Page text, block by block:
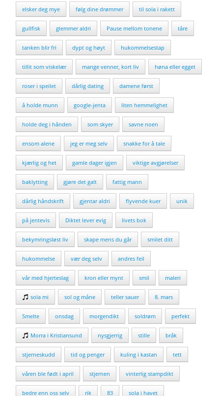
elsker deg mye følg dine drømmer til sola i rakett
gullfisk glemmer aldri Pause mellom tonene tåre
tanken blir fri dypt og høyt hukommelsestap
tillit som viskelær mange venner, kort liv høna eller egget
roser i speilet dårlig dating damene først
å holde munn google-jenta liten hemmelighet
holde deg i hånden som skyer savne noen
ensom alene jeg er meg selv snakke for å tale
kjærlig og het gamle dager igjen viktige avgjørelser
baklytting gjøre det galt fattig mann
dårlig håndskrift gjentar aldri flyvende kuer unik
på jentevis Diktet lever evig livets bok
bekymringsløst liv skape mens du går smilet ditt
hukommelse vær deg selv andres feil
vår med hjerteslag kron eller mynt smil maleri
sola mi sol og måne teller sauer 8. mars
Smelte onsdag morgendikt soldrøm perfekt
Morra i Kristiansund nysgjerrig stille bråk
stjerneskudd tid og penger kuling i kastan tett
våren ble født i april stjernen vinterlig stampdikt
bedre enn oss selv rik 83 sola i havet